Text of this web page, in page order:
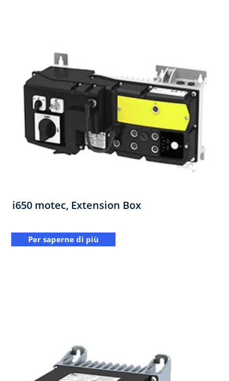
i650 motec, Extension Box​
Per saperne di più